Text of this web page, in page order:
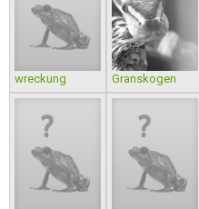
wreckung Granskogen